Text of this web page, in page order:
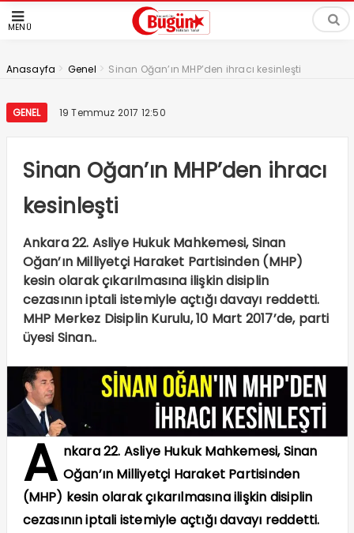
MENÜ
Anasayfa > Genel > Sinan Oğan’ın MHP’den ihracı kesinleşti
GENEL 19 Temmuz 2017 12:50
Sinan Oğan’ın MHP’den ihracı
kesinleşti
Ankara 22. Asliye Hukuk Mahkemesi, Sinan
Oğan’ın Milliyetçi Haraket Partisinden (MHP)
kesin olarak çıkarılmasına ilişkin disiplin
cezasının iptali istemiyle açtığı davayı reddetti.
MHP Merkez Disiplin Kurulu, 10 Mart 2017’de, parti
üyesi Sinan..
A nkara 22. Asliye Hukuk Mahkemesi, Sinan
Oğan’ın Milliyetçi Haraket Partisinden
(MHP) kesin olarak çıkarılmasına ilişkin disiplin
cezasının iptali istemiyle açtığı davayı reddetti.